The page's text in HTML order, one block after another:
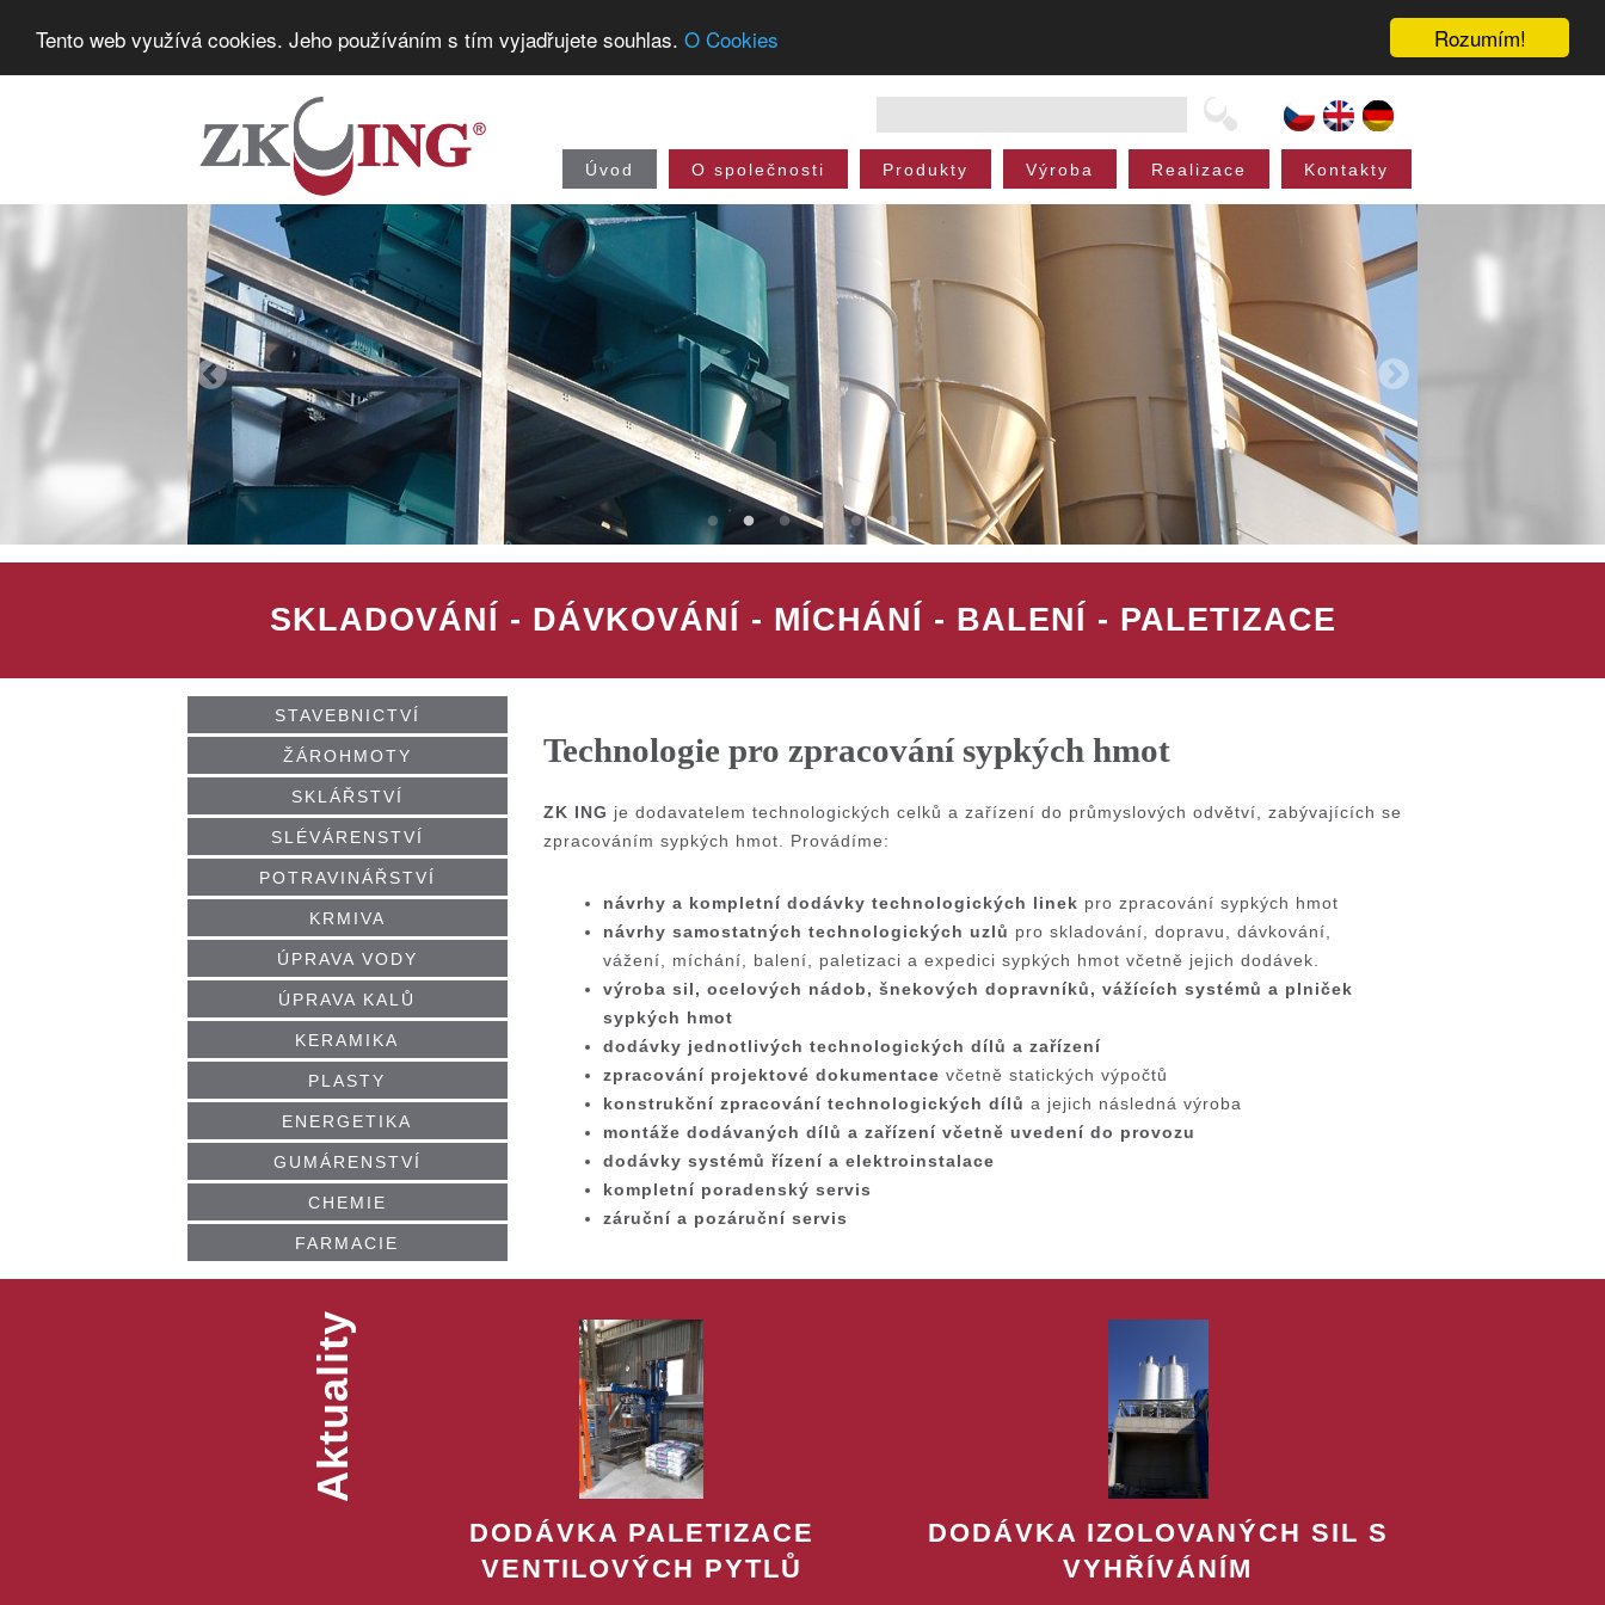
Rozumím!
Tento web využívá cookies. Jeho používáním s tím vyjadřujete souhlas. O Cookies
Úvod O společnosti Produkty Výroba Realizace Kontakty
SKLADOVÁNÍ - DÁVKOVÁNÍ - MÍCHÁNÍ - BALENÍ - PALETIZACE
STAVEBNICTVÍ
ŽÁROHMOTY
SKLÁŘSTVÍ
SLÉVÁRENSTVÍ
POTRAVINÁŘSTVÍ
KRMIVA
ÚPRAVA VODY
ÚPRAVA KALŮ
KERAMIKA
PLASTY
ENERGETIKA
GUMÁRENSTVÍ
CHEMIE
FARMACIE
Technologie pro zpracování sypkých hmot
ZK ING je dodavatelem technologických celků a zařízení do průmyslových odvětví, zabývajících se
zpracováním sypkých hmot. Provádíme:
návrhy a kompletní dodávky technologických linek pro zpracování sypkých hmot
návrhy samostatných technologických uzlů pro skladování, dopravu, dávkování,
vážení, míchání, balení, paletizaci a expedici sypkých hmot včetně jejich dodávek.
výroba sil, ocelových nádob, šnekových dopravníků, vážících systémů a plniček
sypkých hmot
dodávky jednotlivých technologických dílů a zařízení
zpracování projektové dokumentace včetně statických výpočtů
konstrukční zpracování technologických dílů a jejich následná výroba
montáže dodávaných dílů a zařízení včetně uvedení do provozu
dodávky systémů řízení a elektroinstalace
kompletní poradenský servis
záruční a pozáruční servis
Aktuality
DODÁVKA PALETIZACE
VENTILOVÝCH PYTLŮ
DODÁVKA IZOLOVANÝCH SIL S
VYHŘÍVÁNÍM